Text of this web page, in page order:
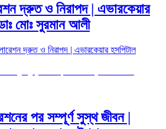
দ্রুত ও নিরাপদ | এভারকেয়ার
মোঃ সুরমান আলী
দ্রুত ও নিরাপদ | এভারকেয়ার হসপিটাল
পর সম্পূর্ণ সুস্থ জীবন |